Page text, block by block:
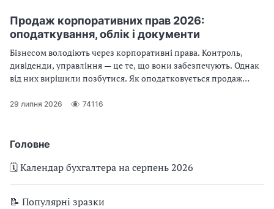
Головне
🗓️ Календар бухгалтера на серпень 2026
📝 Популярні зразки
Продаж корпоративних прав 2026:
оподаткування, облік і документи
Бізнесом володіють через корпоративні права. Контроль,
дивіденди, управління — це те, що вони забезпечують. Однак
від них вирішили позбутися. Як оподатковується продаж
корпоративні права? Особливості продажу в учасників ТОВ,
— у консультації
29 липня 2026 74116